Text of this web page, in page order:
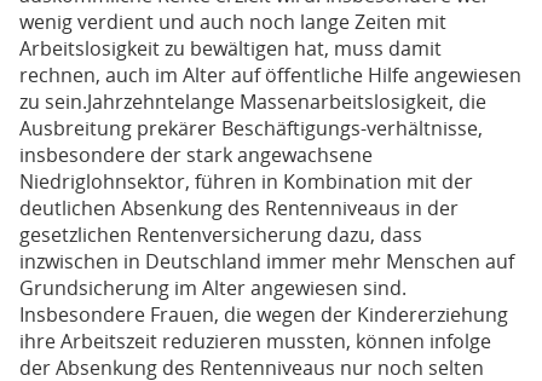
wenig verdient und auch noch lange Zeiten mit
Arbeitslosigkeit zu bewältigen hat, muss damit
rechnen, auch im Alter auf öffentliche Hilfe angewiesen
zu sein.Jahrzehntelange Massenarbeitslosigkeit, die
Ausbreitung prekärer Beschäftigungs-verhältnisse,
insbesondere der stark angewachsene
Niedriglohnsektor, führen in Kombination mit der
deutlichen Absenkung des Rentenniveaus in der
gesetzlichen Rentenversicherung dazu, dass
inzwischen in Deutschland immer mehr Menschen auf
Grundsicherung im Alter angewiesen sind.
Insbesondere Frauen, die wegen der Kindererziehung
ihre Arbeitszeit reduzieren mussten, können infolge
der Absenkung des Rentenniveaus nur noch selten